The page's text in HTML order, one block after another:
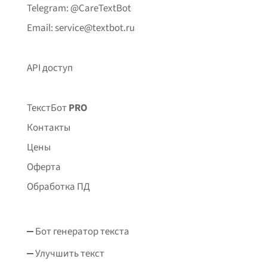
Telegram: @CareTextBot
Email: service@textbot.ru
API доступ
ТекстБотPRO
Контакты
Цены
Оферта
Обработка ПД
Бот генератор текста
Улучшить текст